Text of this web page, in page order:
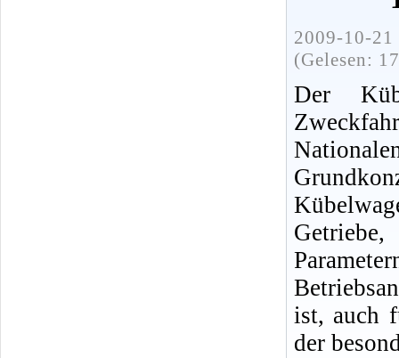
2009-10-
(Gelesen:
Der
ist, auch
der